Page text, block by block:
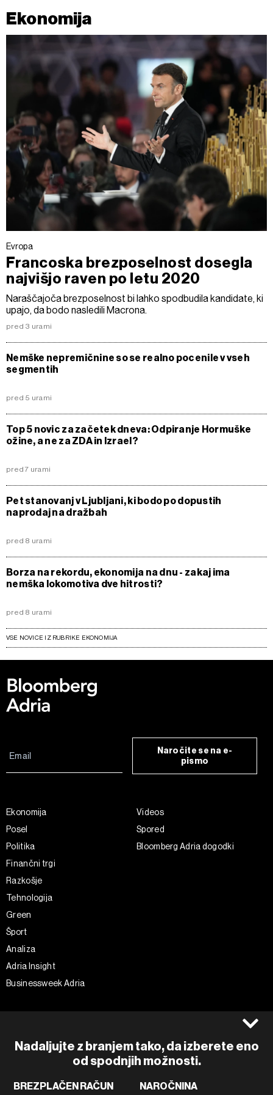
Ekonomija
Evropa
Francoska brezposelnost dosegla
najvišjo raven po letu 2020
Naraščajoča brezposelnost bi lahko spodbudila kandidate, ki
upajo, da bodo nasledili Macrona.
pred 3 urami
Nemške nepremičnine so se realno pocenile v vseh
segmentih
pred 5 urami
Top 5 novic za začetek dneva: Odpiranje Hormuške
ožine, a ne za ZDA in Izrael?
pred 7 urami
Pet stanovanj v Ljubljani, ki bodo po dopustih
naprodaj na dražbah
pred 8 urami
Borza na rekordu, ekonomija na dnu - zakaj ima
nemška lokomotiva dve hitrosti?
pred 8 urami
VSE NOVICE IZ RUBRIKE EKONOMIJA
Nadaljujte z branjem tako, da izberete eno
od spodnjih možnosti.
BREZPLAČEN RAČUN NAROČNINA
Naročite se na e-
pismo
Ekonomija
Posel
Politika
Finančni trgi
Razkošje
Tehnologija
Green
Šport
Analiza
Adria Insight
Businessweek Adria
Videos
Spored
Bloomberg Adria dogodki
Piškotki
Marketing
Instagram
Linkedin